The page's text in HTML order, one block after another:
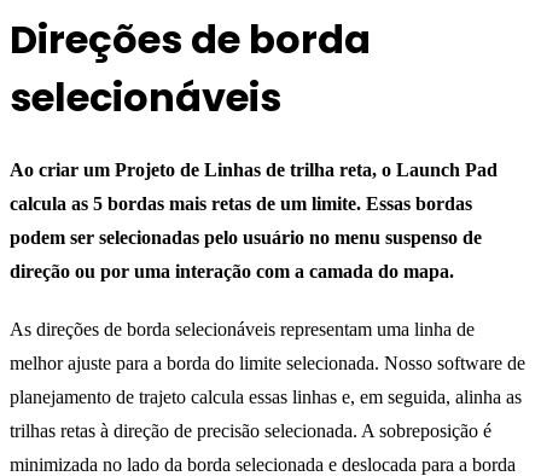
Direções de borda
selecionáveis
Ao criar um Projeto de Linhas de trilha reta, o Launch Pad
calcula as 5 bordas mais retas de um limite. Essas bordas
podem ser selecionadas pelo usuário no menu suspenso de
direção ou por uma interação com a camada do mapa.
As direções de borda selecionáveis representam uma linha de
melhor ajuste para a borda do limite selecionada. Nosso software de
planejamento de trajeto calcula essas linhas e, em seguida, alinha as
trilhas retas à direção de precisão selecionada. A sobreposição é
minimizada no lado da borda selecionada e deslocada para a borda